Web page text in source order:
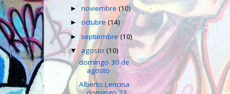
►noviembre(10)
►octubre(14)
►septiembre(10)
▼agosto(10)
domingo 30 de
agosto
Alberto Lencina